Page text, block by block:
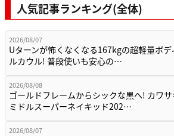
人気記事ランキング(全体)
2026/08/07
Uターンが怖くなくなる167kgの超軽量ボデ
ルカウル! 普段使いも安心の…
2026/08/08
ゴールドフレームからシックな黒へ! カワサ
ミドルスーパーネイキッド202…
2026/08/07